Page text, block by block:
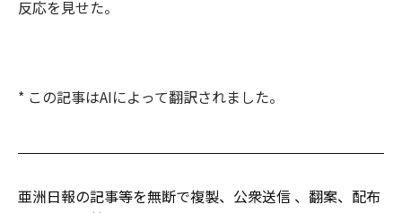
反応を見せた。
* この記事はAIによって翻訳されました。
亜洲日報の記事等を無断で複製、公衆送信 、翻案、配布